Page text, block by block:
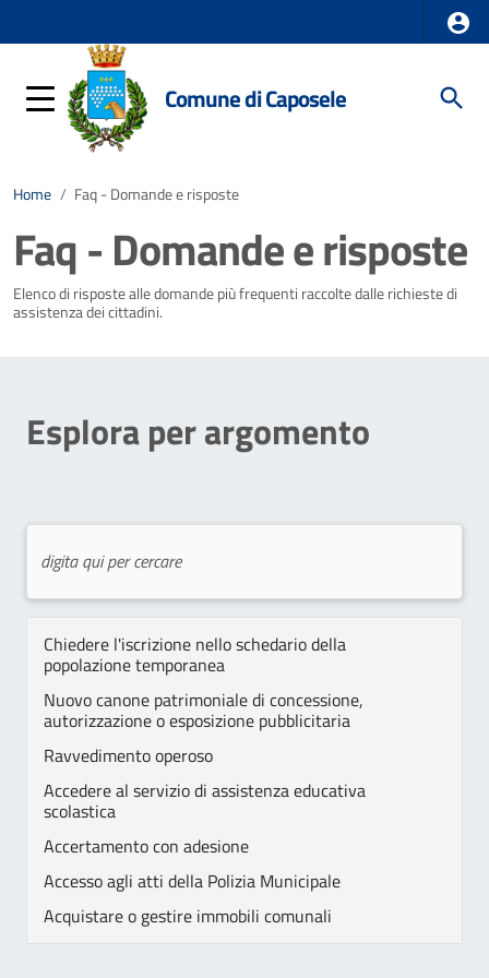
Comune di Caposele
Home / Faq - Domande e risposte
Faq - Domande e risposte
Elenco di risposte alle domande più frequenti raccolte dalle richieste di
assistenza dei cittadini.
Esplora per argomento
Chiedere l'iscrizione nello schedario della
popolazione temporanea
Nuovo canone patrimoniale di concessione,
autorizzazione o esposizione pubblicitaria
Ravvedimento operoso
Accedere al servizio di assistenza educativa
scolastica
Accertamento con adesione
Accesso agli atti della Polizia Municipale
Acquistare o gestire immobili comunali